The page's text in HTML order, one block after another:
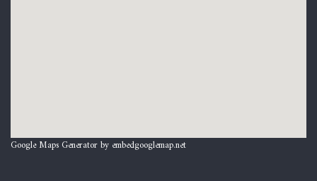
Google Maps Generator by embedgooglemap.net